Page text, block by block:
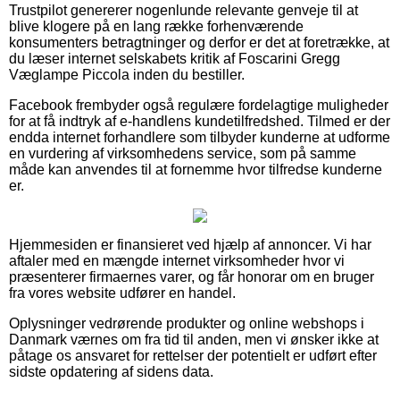
Trustpilot genererer nogenlunde relevante genveje til at
blive klogere på en lang række forhenværende
konsumenters betragtninger og derfor er det at foretrække, at
du læser internet selskabets kritik af Foscarini Gregg
Væglampe Piccola inden du bestiller.
Facebook frembyder også regulære fordelagtige muligheder
for at få indtryk af e-handlens kundetilfredshed. Tilmed er der
endda internet forhandlere som tilbyder kunderne at udforme
en vurdering af virksomhedens service, som på samme
måde kan anvendes til at fornemme hvor tilfredse kunderne
er.
Hjemmesiden er finansieret ved hjælp af annoncer. Vi har
aftaler med en mængde internet virksomheder hvor vi
præsenterer firmaernes varer, og får honorar om en bruger
fra vores website udfører en handel.
Oplysninger vedrørende produkter og online webshops i
Danmark værnes om fra tid til anden, men vi ønsker ikke at
påtage os ansvaret for rettelser der potentielt er udført efter
sidste opdatering af sidens data.